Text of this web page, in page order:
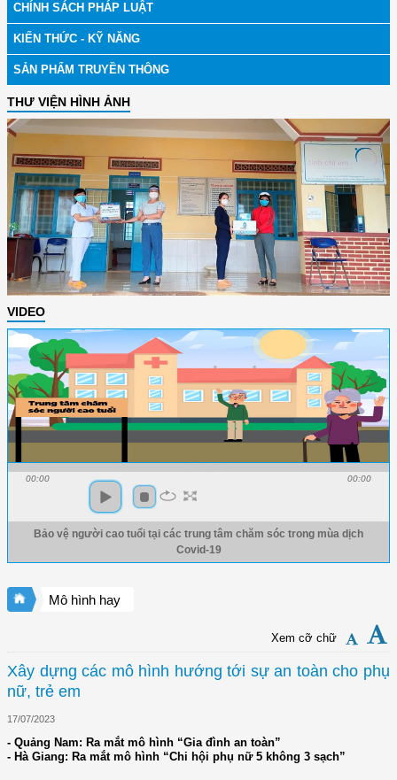
CHÍNH SÁCH PHÁP LUẬT
KIẾN THỨC - KỸ NĂNG
SẢN PHẨM TRUYỀN THÔNG
THƯ VIỆN HÌNH ẢNH
VIDEO
00:00 00:00
Bảo vệ người cao tuổi tại các trung tâm chăm sóc trong mùa dịch
Covid-19
Mô hình hay
Xem cỡ chữ
Xây dựng các mô hình hướng tới sự an toàn cho phụ
nữ, trẻ em
17/07/2023
- Quảng Nam: Ra mắt mô hình “Gia đình an toàn”
- Hà Giang: Ra mắt mô hình “Chi hội phụ nữ 5 không 3 sạch”